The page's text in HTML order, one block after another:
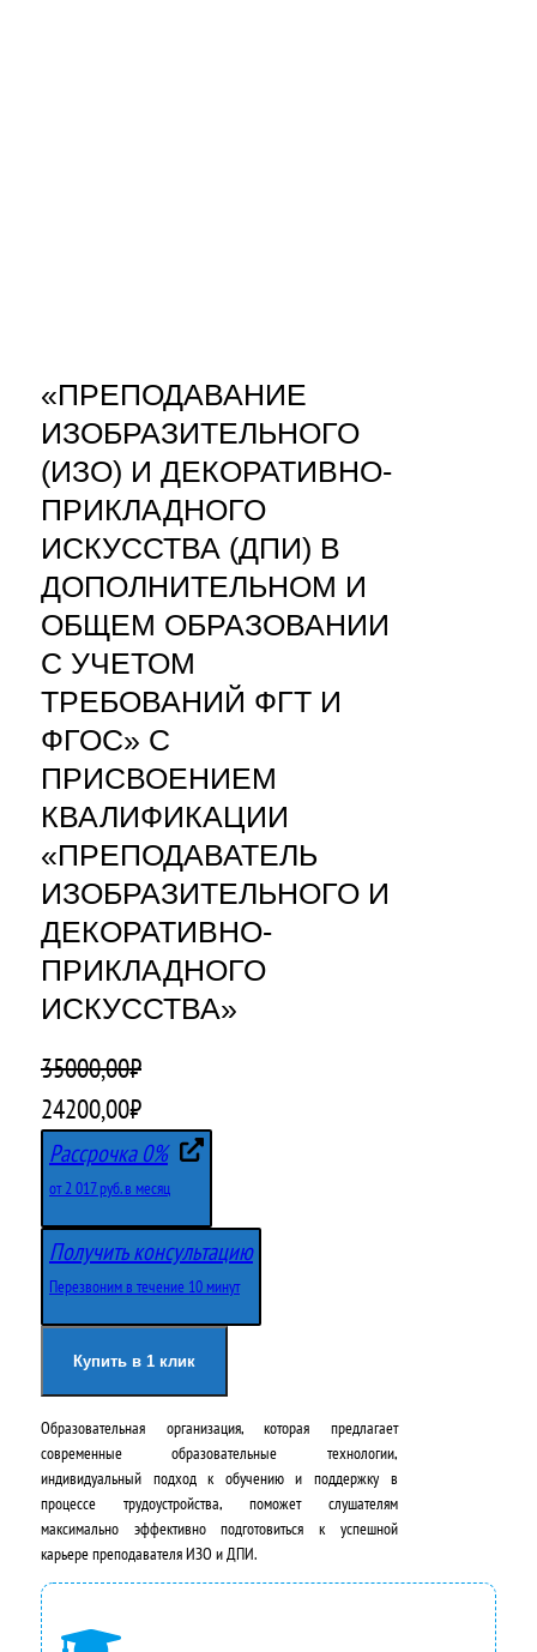
«ПРЕПОДАВАНИЕ
ИЗОБРАЗИТЕЛЬНОГО
(ИЗО) И ДЕКОРАТИВНО-
ПРИКЛАДНОГО
ИСКУССТВА (ДПИ) В
ДОПОЛНИТЕЛЬНОМ И
ОБЩЕМ ОБРАЗОВАНИИ
С УЧЕТОМ
ТРЕБОВАНИЙ ФГТ И
ФГОС» С
ПРИСВОЕНИЕМ
КВАЛИФИКАЦИИ
«ПРЕПОДАВАТЕЛЬ
ИЗОБРАЗИТЕЛЬНОГО И
ДЕКОРАТИВНО-
ПРИКЛАДНОГО
ИСКУССТВА»
35000,00₽
П
р
в
о
ч
а
л
ь
н
а
я
24200,00₽Т
е
к
у
щ
я
ц
е
н
а
:
Рассрочка 0%
от 2 017 руб. в месяц
Получить консультацию
Перезвоним в течение 10 минут
Купить в 1 клик
Образовательная организация, которая предлагает
современные образовательные технологии,
индивидуальный подход к обучению и поддержку в
процессе трудоустройства, поможет слушателям
максимально эффективно подготовиться к успешной
карьере преподавателя ИЗО и ДПИ.